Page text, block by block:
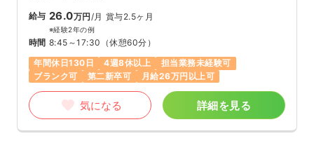
給与 26.0万円/月 賞与2.5ヶ月
※経験2年の例
時間 8:45～17:30 （休憩60分）
年間休日130日
4週8休以上
担当業務未経験可
ブランク可
第二新卒可 月給26万円以上可
気になる 詳細を見る